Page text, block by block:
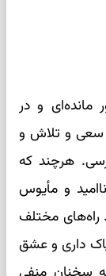
مانده‌ای و در
سعی و تلاش و
هرچند که
و مأیوس
مختلف
داری و عشق